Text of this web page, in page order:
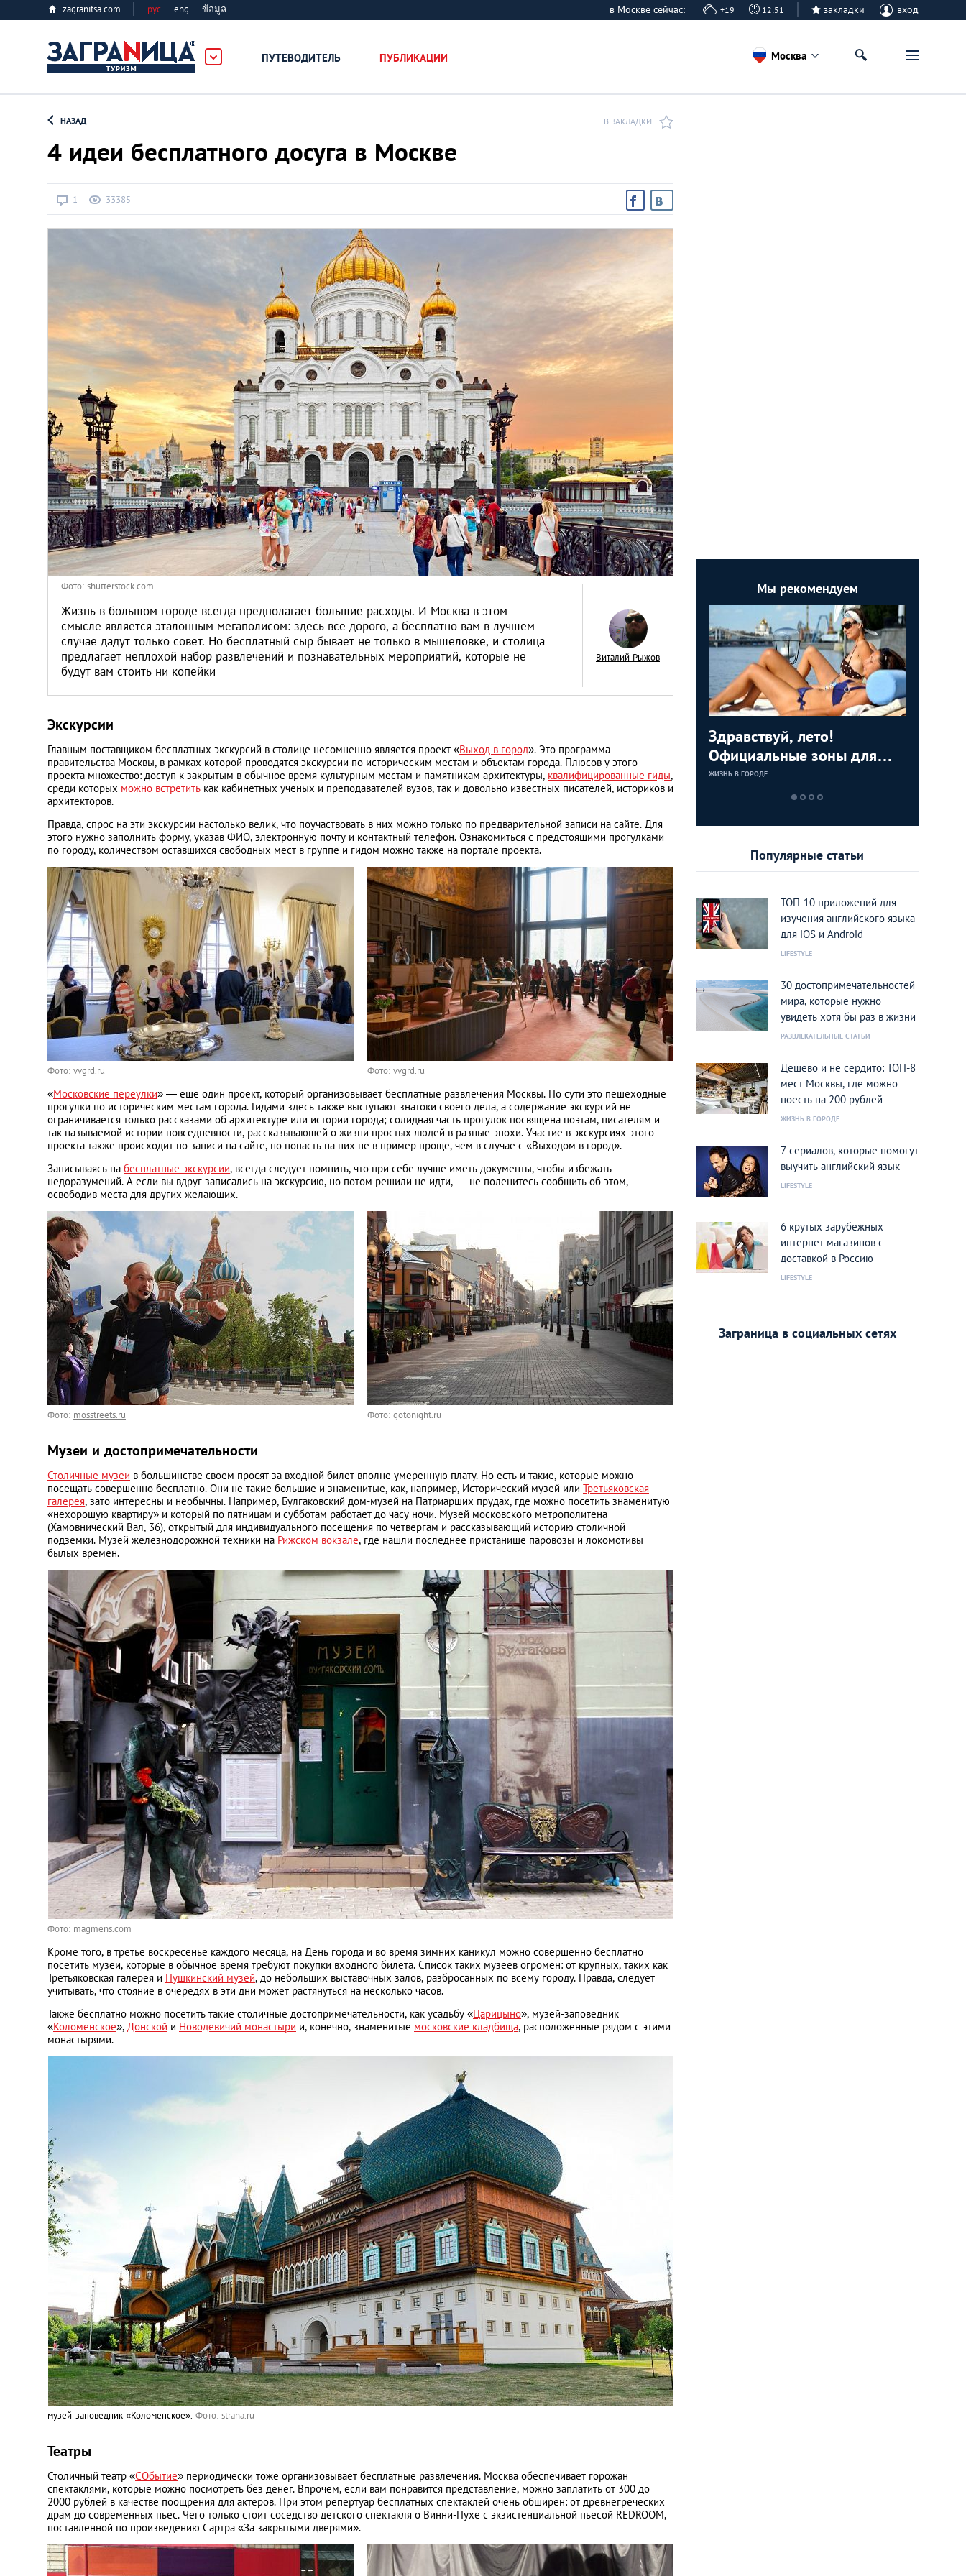
zagranitsa.com рус eng ข้อมูล в Москве сейчас: +19 12:51 закладки вход
ПУТЕВОДИТЕЛЬ ПУБЛИКАЦИИ
Алматы
Афины
Киев
Лондон
Лос-Анджелес
Москва
Париж
Паттайя
Пхукет
Санкт-Петербург
Москва
НАЗАД В ЗАКЛАДКИ
4 идеи бесплатного досуга в Москве
1 33385
Фото: shutterstock.com
Жизнь в большом городе всегда предполагает большие расходы. И Москва в этом
смысле является эталонным мегаполисом: здесь все дорого, а бесплатно вам в лучшем
случае дадут только совет. Но бесплатный сыр бывает не только в мышеловке, и столица
предлагает неплохой набор развлечений и познавательных мероприятий, которые не
будут вам стоить ни копейки
Виталий Рыжов
Экскурсии
Главным поставщиком бесплатных экскурсий в столице несомненно является проект «Выход в город». Это программа
правительства Москвы, в рамках которой проводятся экскурсии по историческим местам и объектам города. Плюсов у этого
проекта множество: доступ к закрытым в обычное время культурным местам и памятникам архитектуры, квалифицированные гиды,
среди которых можно встретить как кабинетных ученых и преподавателей вузов, так и довольно известных писателей, историков и
архитекторов.
Правда, спрос на эти экскурсии настолько велик, что поучаствовать в них можно только по предварительной записи на сайте. Для
этого нужно заполнить форму, указав ФИО, электронную почту и контактный телефон. Ознакомиться с предстоящими прогулками
по городу, количеством оставшихся свободных мест в группе и гидом можно также на портале проекта.
Фото: vvgrd.ru Фото: vvgrd.ru
«Московские переулки» — еще один проект, который организовывает бесплатные развлечения Москвы. По сути это пешеходные
прогулки по историческим местам города. Гидами здесь также выступают знатоки своего дела, а содержание экскурсий не
ограничивается только рассказами об архитектуре или истории города; солидная часть прогулок посвящена поэтам, писателям и
так называемой истории повседневности, рассказывающей о жизни простых людей в разные эпохи. Участие в экскурсиях этого
проекта также происходит по записи на сайте, но попасть на них не в пример проще, чем в случае с «Выходом в город».
Записываясь на бесплатные экскурсии, всегда следует помнить, что при себе лучше иметь документы, чтобы избежать
недоразумений. А если вы вдруг записались на экскурсию, но потом решили не идти, — не поленитесь сообщить об этом,
освободив места для других желающих.
Фото: mosstreets.ru Фото: gotonight.ru
Музеи и достопримечательности
Столичные музеи в большинстве своем просят за входной билет вполне умеренную плату. Но есть и такие, которые можно
посещать совершенно бесплатно. Они не такие большие и знаменитые, как, например, Исторический музей или Третьяковская
галерея, зато интересны и необычны. Например, Булгаковский дом-музей на Патриарших прудах, где можно посетить знаменитую
«нехорошую квартиру» и который по пятницам и субботам работает до часу ночи. Музей московского метрополитена
(Хамовнический Вал, 36), открытый для индивидуального посещения по четвергам и рассказывающий историю столичной
подземки. Музей железнодорожной техники на Рижском вокзале, где нашли последнее пристанище паровозы и локомотивы
былых времен.
Фото: magmens.com
Кроме того, в третье воскресенье каждого месяца, на День города и во время зимних каникул можно совершенно бесплатно
посетить музеи, которые в обычное время требуют покупки входного билета. Список таких музеев огромен: от крупных, таких как
Третьяковская галерея и Пушкинский музей, до небольших выставочных залов, разбросанных по всему городу. Правда, следует
учитывать, что стояние в очередях в эти дни может растянуться на несколько часов.
Также бесплатно можно посетить такие столичные достопримечательности, как усадьбу «Царицыно», музей-заповедник
«Коломенское», Донской и Новодевичий монастыри и, конечно, знаменитые московские кладбища, расположенные рядом с этими
монастырями.
музей-заповедник «Коломенское». Фото: strana.ru
Театры
Столичный театр «СОбытие» периодически тоже организовывает бесплатные развлечения. Москва обеспечивает горожан
спектаклями, которые можно посмотреть без денег. Впрочем, если вам понравится представление, можно заплатить от 300 до
2000 рублей в качестве поощрения для актеров. При этом репертуар бесплатных спектаклей очень обширен: от древнегреческих
драм до современных пьес. Чего только стоит соседство детского спектакля о Винни-Пухе с экзистенциальной пьесой REDROOM,
поставленной по произведению Сартра «За закрытыми дверями».
Мы рекомендуем
Здравствуй, лето!
Официальные зоны для
купания в столице
ЖИЗНЬ В ГОРОДЕ
изменения столицы в
фотографиях
ЖИЗНЬ В ГОРОДЕ
Популярные статьи
ТОП-10 приложений для
изучения английского языка
для iOS и Android
LIFESTYLE
30 достопримечательностей
мира, которые нужно
увидеть хотя бы раз в жизни
РАЗВЛЕКАТЕЛЬНЫЕ СТАТЬИ
Дешево и не сердито: ТОП-8
мест Москвы, где можно
поесть на 200 рублей
ЖИЗНЬ В ГОРОДЕ
7 сериалов, которые помогут
выучить английский язык
LIFESTYLE
6 крутых зарубежных
интернет-магазинов с
доставкой в Россию
LIFESTYLE
Заграница в социальных сетях